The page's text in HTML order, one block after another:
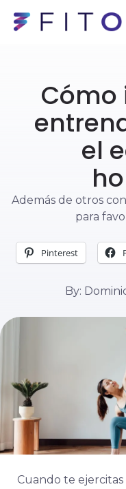
Cómo
el
Además de otros
para
Pinterest
By:
Cuando te ejercitas